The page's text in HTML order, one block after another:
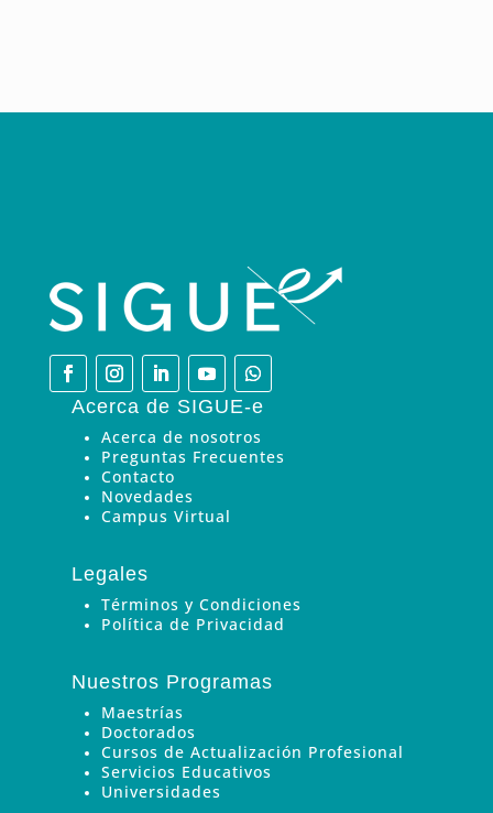
Acerca de SIGUE-e
Acerca de nosotros
Preguntas Frecuentes
Contacto
Novedades
Campus Virtual
Legales
Términos y Condiciones
Política de Privacidad
Nuestros Programas
Maestrías
Doctorados
Cursos de Actualización Profesional
Servicios Educativos
Universidades